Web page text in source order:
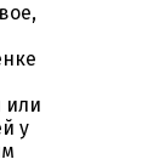
или
у